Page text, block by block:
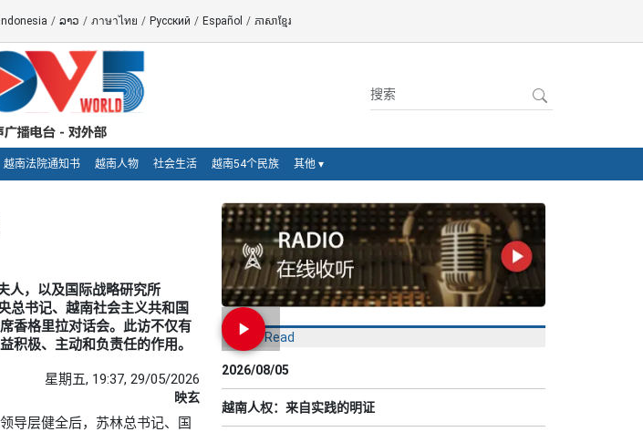
Indonesia / ລາວ / ภาษาไทย / Русский / Español / ភាសាខ្មែរ
越南法院通知书 越南人物 社会生活 越南54个民族 其他 ▾
人，以及国际战略研究所
总书记、越南社会主义共和国
香格里拉对话会。此访不仅有
积极、主动和负责任的作用。
星期五, 19:37, 29/05/2026
映玄
导层健全后，苏林总书记、国
Most Read
2026/08/05
越南人权：来自实践的明证